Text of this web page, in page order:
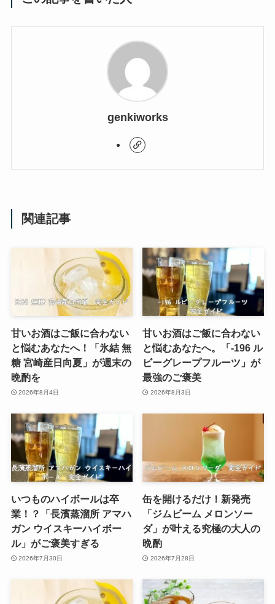
genkiworks
関連記事
甘いお酒はご飯に合わない
と悩むあなたへ！「氷結 無
糖 宮崎産日向夏」が週末の
晩酌を
2026年8月4日
甘いお酒はご飯に合わない
と悩むあなたへ。「-196 ル
ビーグレープフルーツ」が
最強のご褒美
2026年8月3日
いつものハイボールは卒
業！？「長濱蒸溜所 アマハ
ガン ウイスキーハイボー
ル」がご褒美すぎる
2026年7月30日
缶を開けるだけ！新発売
「ジムビーム メロンソー
ダ」が叶える究極の大人の
晩酌
2026年7月28日